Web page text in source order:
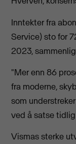
Inntekter fra
Service) sto for
2023,
"Mer enn 86
fra moderne,
som
ved å satse
Vismas sterke